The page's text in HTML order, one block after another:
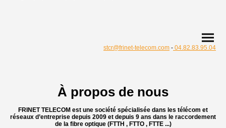
stcr@frinet-telecom.com - 04.82.83.95.04
À propos de nous
FRINET TELECOM est une société spécialisée dans les télécom et
réseaux d’entreprise depuis 2009 et depuis 9 ans dans le raccordement
de la fibre optique (FTTH , FTTO , FTTE ...)